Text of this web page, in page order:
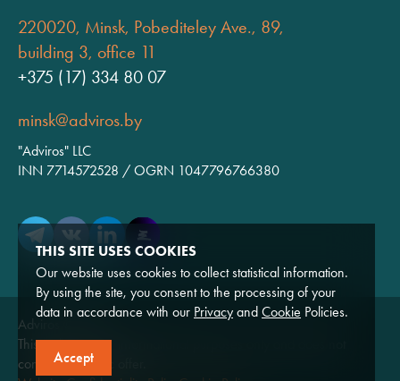
220020, Minsk, Pobediteley Ave., 89,
building 3, office 11
+375 (17) 334 80 07
minsk@adviros.by
"Adviros" LLC
INN 7714572528 / OGRN 1047796766380
Adviros © 2026
This website is for informational purposes only and does not
constitute a public offer.
THIS SITE USES COOKIES
Our website uses cookies to collect statistical information.
By using the site, you consent to the processing of your
data in accordance with our Privacy and Cookie Policies.
Accept